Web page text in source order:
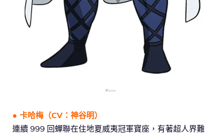
● 卡哈梅 （CV： 神谷明）
連續 999 回蟬聯在住地夏威夷冠軍寶座，有著超人界難